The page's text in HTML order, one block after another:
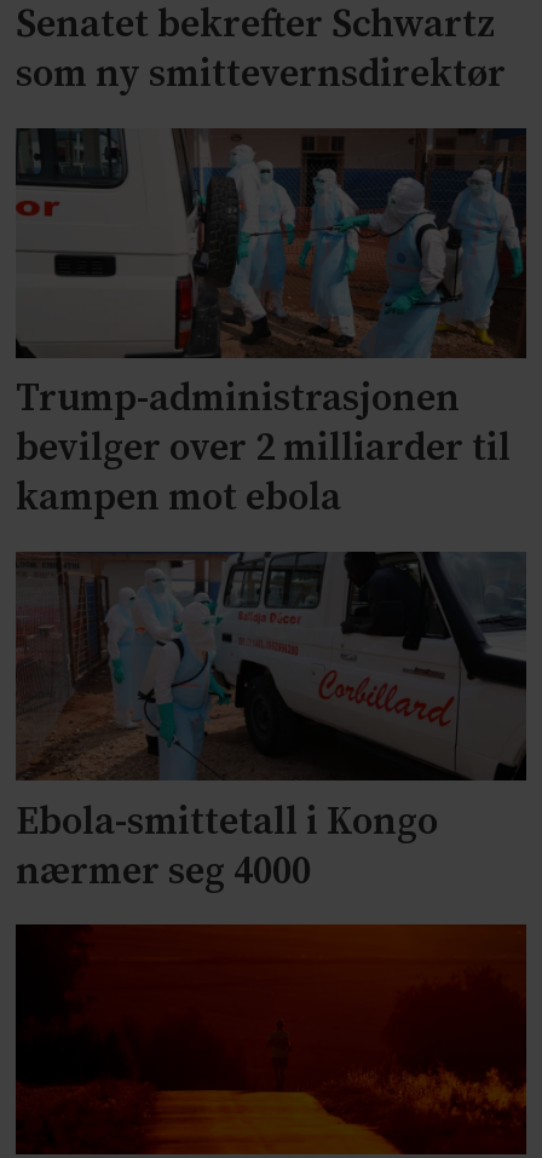
Senatet bekrefter Schwartz
som ny smittevernsdirektør
Trump-administrasjonen
bevilger over 2 milliarder til
kampen mot ebola
Ebola-smittetall i Kongo
nærmer seg 4000